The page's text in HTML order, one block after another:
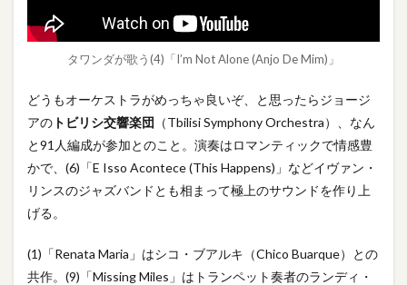
タワンダが歌う(4)「I’m Not Alone (Anjo De Mim)」
どうもオーケストラがめっちゃ良いぞ、と思ったらジョージ
アの トビリシ交響楽団 （Tbilisi Symphony Orchestra）、なん
と91人編成が参加とのこと。演奏はロマンティックで情感豊
かで、(6)「E Isso Acontece (This Happens)」などイヴァン・
リンスのジャズバンドとも相まって極上のサウンドを作り上
げる。
(1)「Renata Maria」はシコ・ブアルキ（Chico Buarque）との
共作。(9)「Missing Miles」はトランペット奏者のランディ・